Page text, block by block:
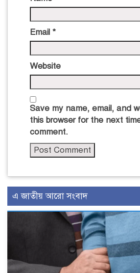
Email *
Website
Save my name, email, and
this browser for the next
comment.
এ জাতীয় আরো সংবাদ